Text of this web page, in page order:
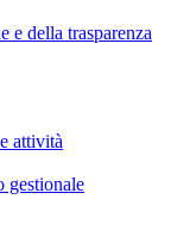
e della trasparenza
attività
gestionale